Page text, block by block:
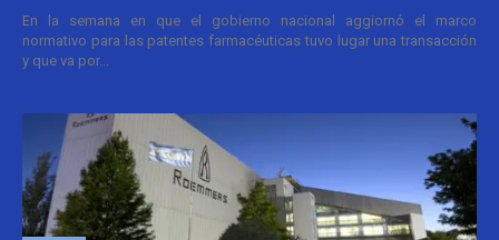
En la semana en que el gobierno nacional aggiornó el marco
normativo para las patentes farmacéuticas tuvo lugar una transacción
y que va por...